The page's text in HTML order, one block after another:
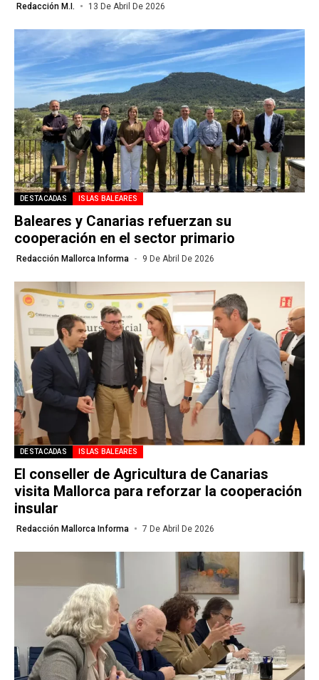
Redacción M.I. 13 De Abril De 2026
DESTACADAS ISLAS BALEARES
Baleares y Canarias refuerzan su
cooperación en el sector primario
Redacción Mallorca Informa 9 De Abril De 2026
DESTACADAS ISLAS BALEARES
El conseller de Agricultura de Canarias
visita Mallorca para reforzar la cooperación
insular
Redacción Mallorca Informa 7 De Abril De 2026